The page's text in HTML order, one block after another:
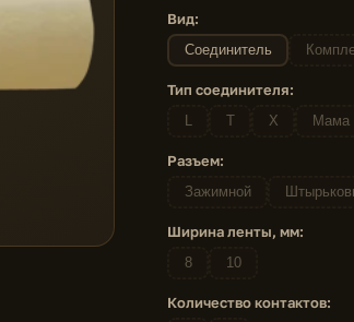
Вид:
Соединитель
Тип соединителя:
L T X Мама
Разъем:
Зажимной
Ширина ленты, мм:
8 10
Количество контактов: